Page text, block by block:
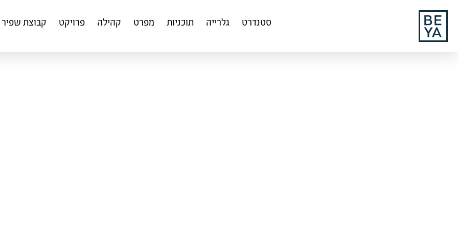
סטנדרט גלרייה תוכניות מפרט קהילה פרויקט קבוצת שפיר